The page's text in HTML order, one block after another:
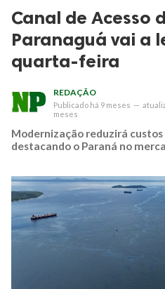
Canal de Acesso
Paranaguá vai a
quarta-feira
REDAÇÃO
Publicado há 9 meses —
meses
Modernização reduzirá
destacando o Paraná no